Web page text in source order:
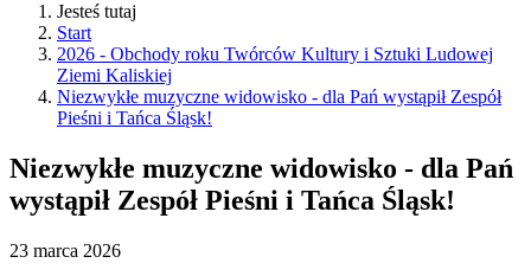
Jesteś tutaj
Start
2026 - Obchody roku Twórców Kultury i Sztuki Ludowej
Ziemi Kaliskiej
Niezwykłe muzyczne widowisko - dla Pań wystąpił Zespół
Pieśni i Tańca Śląsk!
Niezwykłe muzyczne widowisko - dla Pań
wystąpił Zespół Pieśni i Tańca Śląsk!
23 marca 2026